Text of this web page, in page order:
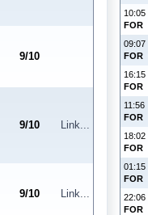
10:05
FOR
09:07
FOR
16:15
FOR
11:56
FOR
18:02
FOR
01:15
FOR
22:06
FOR
9/10
9/10 Link...
9/10 Link...